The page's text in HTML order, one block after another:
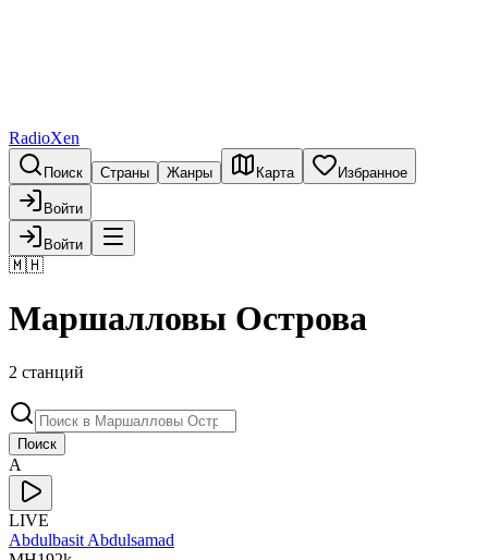
RadioXen
Поиск Страны Жанры Карта Избранное
Войти
Войти
🇲🇭
Маршалловы Острова
2 станций
Поиск
A
LIVE
Abdulbasit Abdulsamad